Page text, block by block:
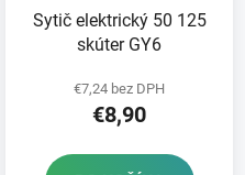
Sytič elektrický 50 125
skúter GY6
€7,24 bez DPH
€8,90